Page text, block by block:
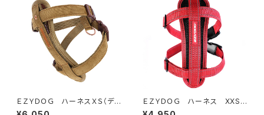
ＥＺＹＤＯＧ ハーネスＸＳ（デニ
ム＆コーデュロイ）
ＥＺＹＤＯＧ ハーネス XXS
(全6色)